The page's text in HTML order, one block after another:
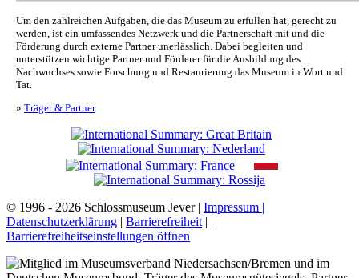
Um den zahlreichen Aufgaben, die das Museum zu erfüllen hat, gerecht zu
werden, ist ein umfassendes Netzwerk und die Partnerschaft mit und die
Förderung durch externe Partner unerlässlich. Dabei begleiten und
unterstützen wichtige Partner und Förderer für die Ausbildung des
Nachwuchses sowie Forschung und Restaurierung das Museum in Wort und
Tat.
» Träger & Partner
© 1996 - 2026 Schlossmuseum Jever | Impressum |
Datenschutzerklärung | Barrierefreiheit | |
Barrierefreiheitseinstellungen öffnen